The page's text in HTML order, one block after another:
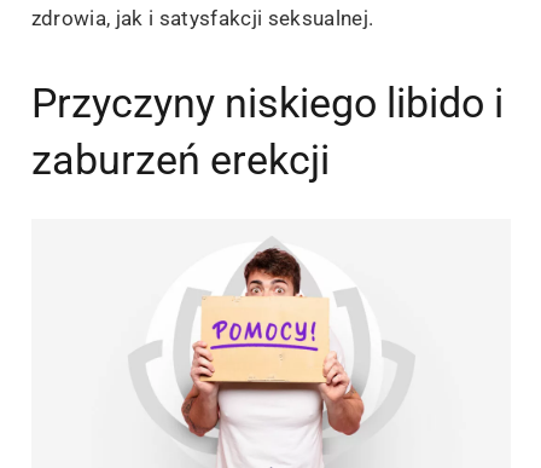
zdrowia, jak i satysfakcji seksualnej.
Przyczyny niskiego libido i
zaburzeń erekcji